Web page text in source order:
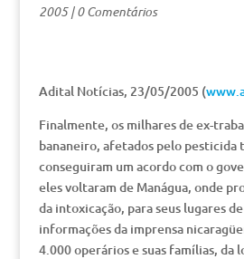
2005|0 Comentários
Adital Notícias, 23/05/2005 (
Finalmente, os milhares de ex-
bananeiro, afetados pelo pesticida
conseguiram um acordo com o
eles voltaram de Manágua, onde
da intoxicação, para seus lugares
informações da imprensa
4.000 operários e suas famílias, da